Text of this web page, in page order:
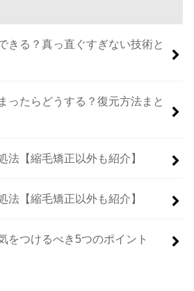
きる？真っ直ぐすぎない技術と
ったらどうする？復元方法まと
法【縮毛矯正以外も紹介】
法【縮毛矯正以外も紹介】
をつけるべき5つのポイント